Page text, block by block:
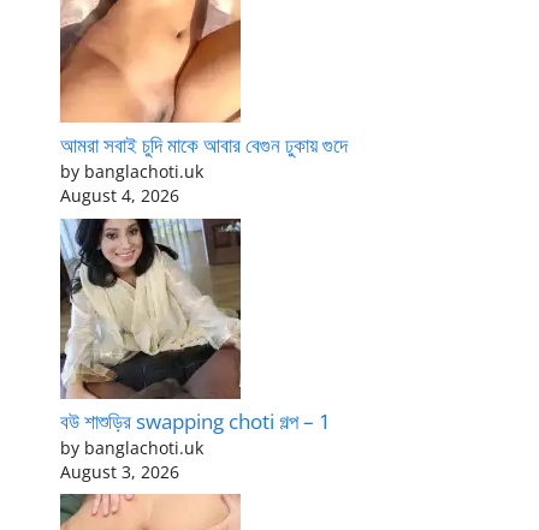
আমরা সবাই চুদি মাকে আবার বেগুন ঢুকায় গুদে
by banglachoti.uk
August 4, 2026
বউ শাশুড়ির swapping choti গল্প – 1
by banglachoti.uk
August 3, 2026